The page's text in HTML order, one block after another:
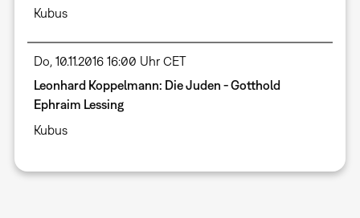
Kubus
Do, 10.11.2016 16:00 Uhr CET
Leonhard Koppelmann: Die Juden - Gotthold
Ephraim Lessing
Kubus